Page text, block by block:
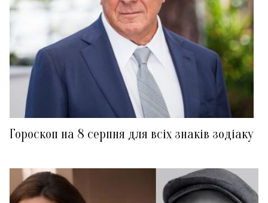
Гороскоп на 8 серпня для всіх знаків зодіаку